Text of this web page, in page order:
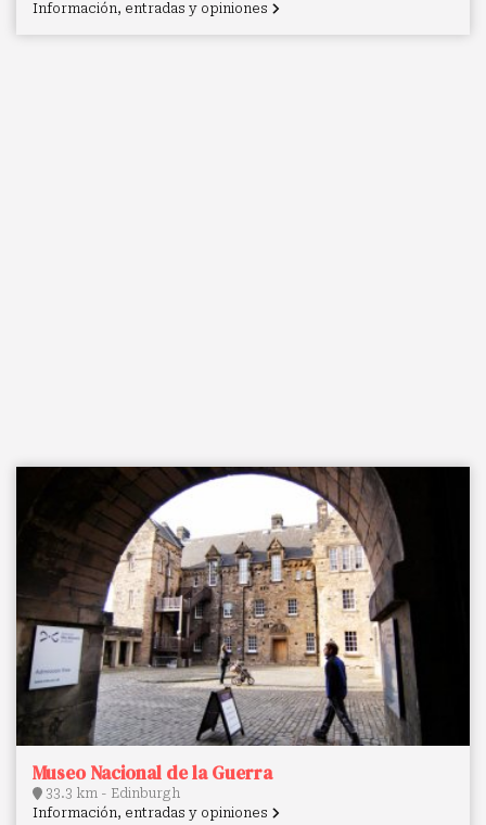
Información, entradas y opiniones
Museo Nacional de la Guerra
33.3 km - Edinburgh
Información, entradas y opiniones